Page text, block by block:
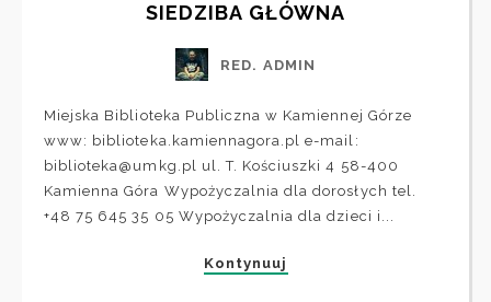
SIEDZIBA GŁÓWNA
RED. ADMIN
Miejska Biblioteka Publiczna w Kamiennej Górze
www: biblioteka.kamiennagora.pl e-mail:
biblioteka@umkg.pl ul. T. Kościuszki 4 58-400
Kamienna Góra Wypożyczalnia dla dorosłych tel.
+48 75 645 35 05 Wypożyczalnia dla dzieci i...
Kontynuuj